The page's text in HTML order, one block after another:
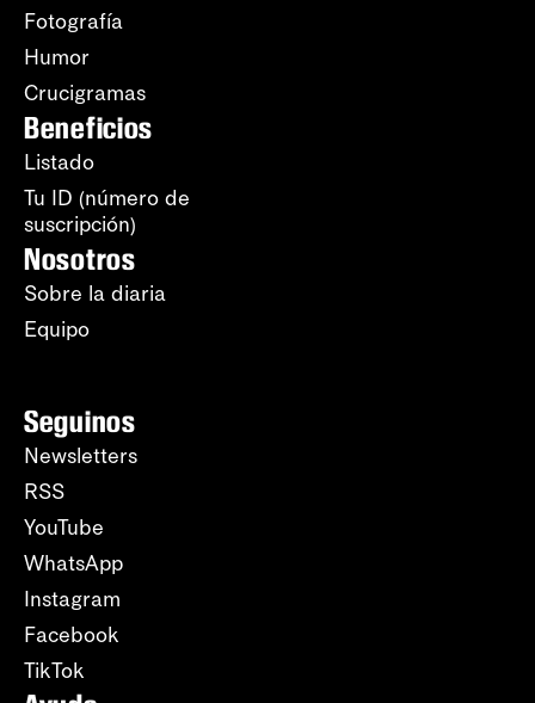
Fotografía
Humor
Crucigramas
Beneficios
Listado
Tu ID (número de
suscripción)
Nosotros
Sobre la diaria
Equipo
Seguinos
Newsletters
RSS
YouTube
WhatsApp
Instagram
Facebook
TikTok